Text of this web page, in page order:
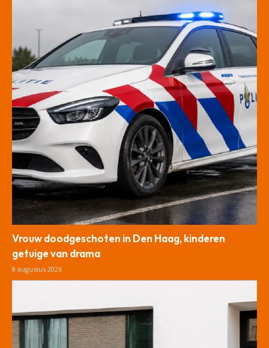
Vrouw doodgeschoten in Den Haag, kinderen
getuige van drama
8 augustus 2026